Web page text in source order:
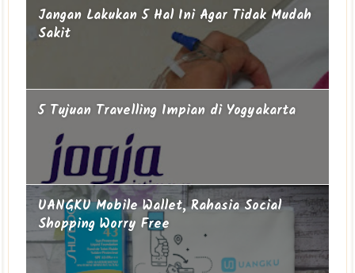
Jangan Lakukan 5 Hal Ini Agar Tidak Mudah
Sakit
5 Tujuan Travelling Impian di Yogyakarta
UANGKU Mobile Wallet, Rahasia Social
Shopping Worry Free